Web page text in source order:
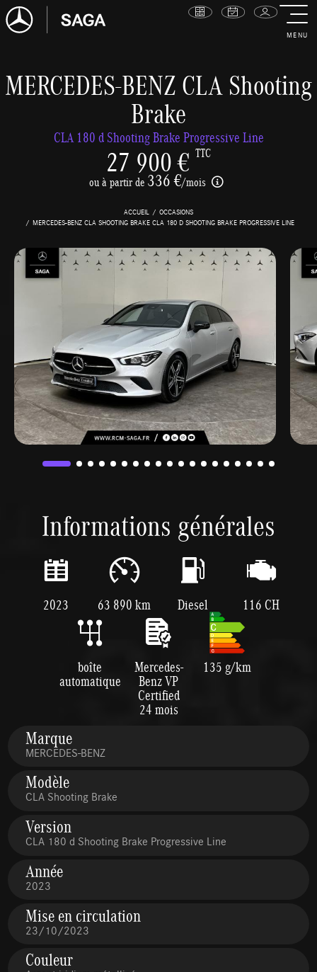
MENU
MERCEDES-BENZ CLA Shooting
Brake
CLA 180 d Shooting Brake Progressive Line
27 900 € TTC
ou à partir de 336 €/mois
ACCUEIL
OCCASIONS
MERCEDES-BENZ CLA SHOOTING BRAKE CLA 180 D SHOOTING BRAKE PROGRESSIVE LINE
Informations générales
2023 63 890 km Diesel 116 CH
boîte
automatique
Mercedes-
Benz VP
Certified
24 mois
135 g/km
Marque
MERCEDES-BENZ
Modèle
CLA Shooting Brake
Version
CLA 180 d Shooting Brake Progressive Line
Année
2023
Mise en circulation
23/10/2023
Couleur